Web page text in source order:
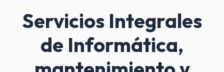
Servicios Integrales
de Informática,